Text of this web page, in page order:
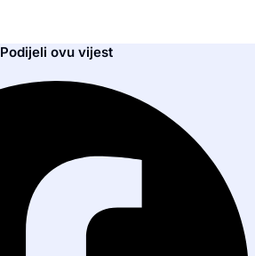
Podijeli ovu vijest